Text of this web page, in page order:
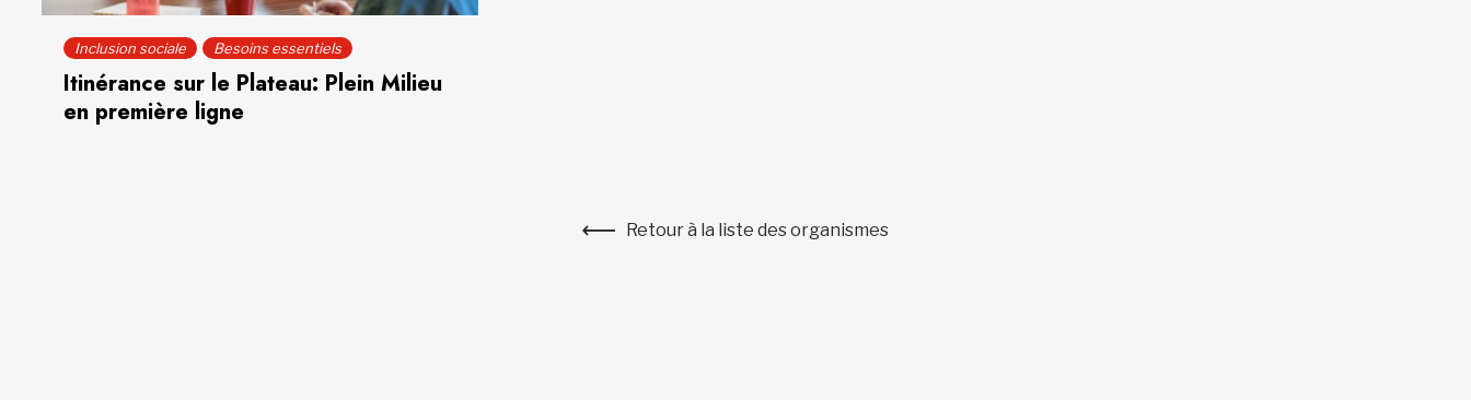
Inclusion sociale Besoins essentiels
Itinérance sur le Plateau: Plein Milieu
en première ligne
Retour à la liste des organismes